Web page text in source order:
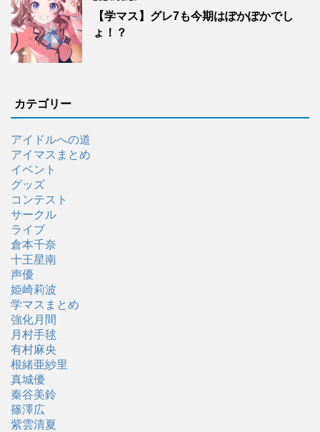
【学マス】グレ7も今期はぽかぽかでし
ょ！？
カテゴリー
アイドルへの道
アイマスまとめ
イベント
グッズ
コンテスト
サークル
ライブ
倉本千奈
十王星南
声優
姫崎莉波
学マスまとめ
強化月間
月村手毬
有村麻央
根緒亜紗里
真城優
秦谷美鈴
篠澤広
紫雲清夏